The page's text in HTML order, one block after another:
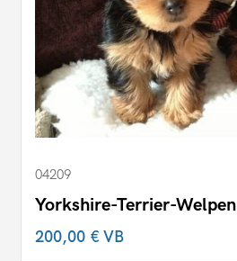
04209
Yorkshire-Terrier-Welpen
200,00 €VB